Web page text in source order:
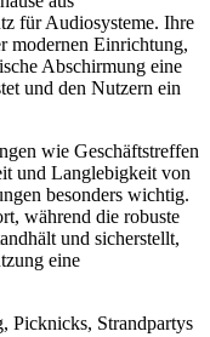
für Audiosysteme. Ihre
modernen Einrichtung,
Abschirmung eine
und den Nutzern ein
wie Geschäftstreffen
und Langlebigkeit von
besonders wichtig.
während die robuste
und sicherstellt,
eine
Picknicks, Strandpartys